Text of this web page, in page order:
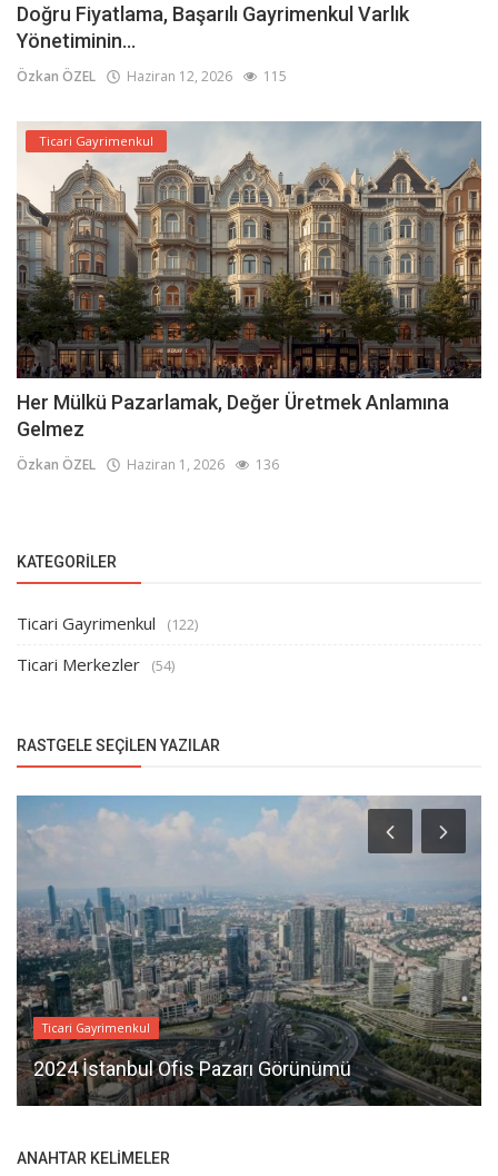
Doğru Fiyatlama, Başarılı Gayrimenkul Varlık
Yönetiminin...
Özkan ÖZEL Haziran 12, 2026 115
Ticari Gayrimenkul
Her Mülkü Pazarlamak, Değer Üretmek Anlamına
Gelmez
Özkan ÖZEL Haziran 1, 2026 136
KATEGORILER
Ticari Gayrimenkul (122)
Ticari Merkezler (54)
RASTGELE SEÇILEN YAZILAR
Ticari Gayrimenkul
2024 İstanbul Ofis Pazarı Görünümü
ANAHTAR KELIMELER